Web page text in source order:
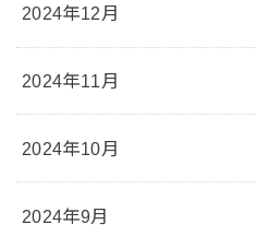
2024年12月
2024年11月
2024年10月
2024年9月